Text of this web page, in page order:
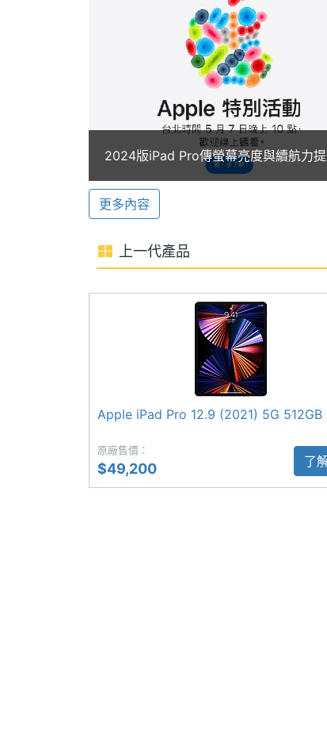
1,000 萬畫素 125 度超廣角鏡頭，外
支援最高 5 倍數位變焦、智慧型
也能優化 AR 操作體驗。螢幕上方設
居中、 Face ID 功能。
iPad 選購配件
Apple iPad Pro 12.9 (2022) 5G
多距離顯示器上方 12mm 就能被偵測
面夾，能提供靈活多用表現，享受絕
Apple iPad Pro 12.9 (2022) 5G
◎ 採用 iPadOS 16 作業系統
◎ 12.9 吋 2,732 x 2,048pixels 解析
◎ 8GB RAM + 512GB ROM
◎ 5G 上網、eSIM 服務、Wi-Fi 6E、
12.9 inch
主螢幕解析度 2732x2048 pixels
主螢幕像素密度 265 ppi
主螢幕最大亮度 1600 nits
主螢幕觸控 Yes
120 Hz
相機規格
主相機畫素
2024版iPad Pro傳螢幕亮度與續航力提
更多內容
上一代產品
Apple iPad Pro 12.9 (2021) 5G 512GB
原廠售價：
$49,200 了